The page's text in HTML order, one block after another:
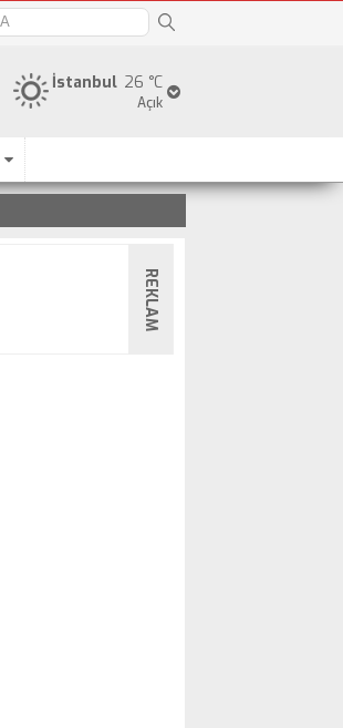
26 °C
İstanbul
Açık
REKLAM